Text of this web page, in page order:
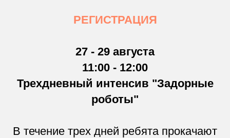
РЕГИСТРАЦИЯ
27 - 29 августа
11:00 - 12:00
Трехдневный интенсив "Задорные
роботы"
В течение трех дней ребята прокачают